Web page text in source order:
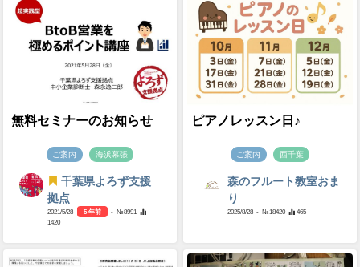
無料セミナーのお知らせ
ご案内 海浜幕張
千葉県よろず支援
拠点
2021/5/28 5 年前
- №8991
1420
ピアノレッスン日♪
ご案内 西千葉
森のフルート教室おま
り
2025/8/28 - №18420 465